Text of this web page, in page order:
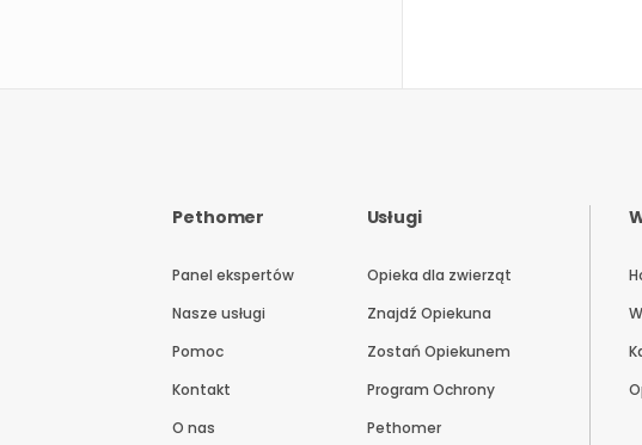
Pethomer
Panel ekspertów
Nasze usługi
Pomoc
Kontakt
O nas
Usługi
Opieka dla zwierząt
Znajdź Opiekuna
Zostań Opiekunem
Program Ochrony
Pethomer